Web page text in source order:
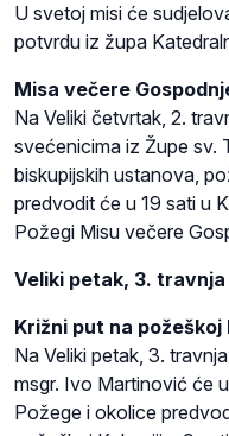
U svetoj misi će
potvrdu iz župa
Misa večere
Na Veliki četvrtak, 2.
svećenicima iz Župe sv.
biskupijskih ustanova,
predvodit će u 19 sati u
Požegi Misu večere
Veliki petak, 3.
Križni put na požeškoj
Na Veliki petak, 3.
msgr. Ivo Martinović će
Požege i okolice